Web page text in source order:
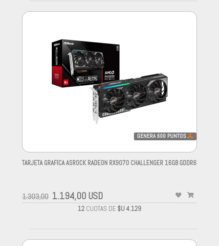
GENERA 600 PUNTOS
TARJETA GRAFICA ASROCK RADEON RX9070 CHALLENGER 16GB GDDR6
1.303,00 1.194,00 USD
12 CUOTAS DE $U 4.129